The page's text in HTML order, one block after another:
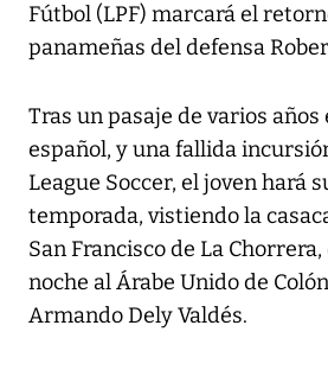
Fútbol (LPF) marcará el
panameñas del defensa
Tras un pasaje de varios
español, y una fallida
League Soccer, el joven hará
temporada, vistiendo la
San Francisco de La
noche al Árabe Unido de
Armando Dely Valdés.